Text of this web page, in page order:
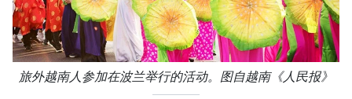
旅外越南人参加在波兰举行的活动。图自越南《人民报》